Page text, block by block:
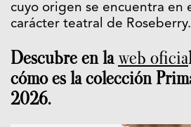
cuyo origen se encuentra en
carácter teatral de Roseberry.
Descubre en laweb oficia
cómo es la colección
2026.